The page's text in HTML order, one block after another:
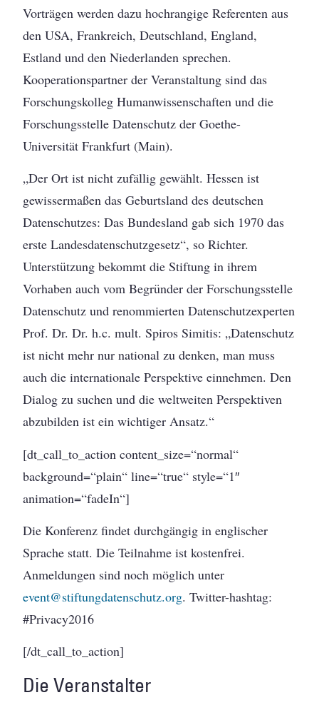
Vorträgen werden dazu hochrangige Referenten aus
den USA, Frankreich, Deutschland, England,
Estland und den Niederlanden sprechen.
Kooperationspartner der Veranstaltung sind das
Forschungskolleg Humanwissenschaften und die
Forschungsstelle Datenschutz der Goethe-
Universität Frankfurt (Main).
„Der Ort ist nicht zufällig gewählt. Hessen ist
gewissermaßen das Geburtsland des deutschen
Datenschutzes: Das Bundesland gab sich 1970 das
erste Landesdatenschutzgesetz“, so Richter.
Unterstützung bekommt die Stiftung in ihrem
Vorhaben auch vom Begründer der Forschungsstelle
Datenschutz und renommierten Datenschutzexperten
Prof. Dr. Dr. h.c. mult. Spiros Simitis: „Datenschutz
ist nicht mehr nur national zu denken, man muss
auch die internationale Perspektive einnehmen. Den
Dialog zu suchen und die weltweiten Perspektiven
abzubilden ist ein wichtiger Ansatz.“
[dt_call_to_action content_size=“normal“
background=“plain“ line=“true“ style=“1″
animation=“fadeIn“]
Die Konferenz findet durchgängig in englischer
Sprache statt. Die Teilnahme ist kostenfrei.
Anmeldungen sind noch möglich unter
event@stiftungdatenschutz.org. Twitter-hashtag:
#Privacy2016
[/dt_call_to_action]
Die Veranstalter